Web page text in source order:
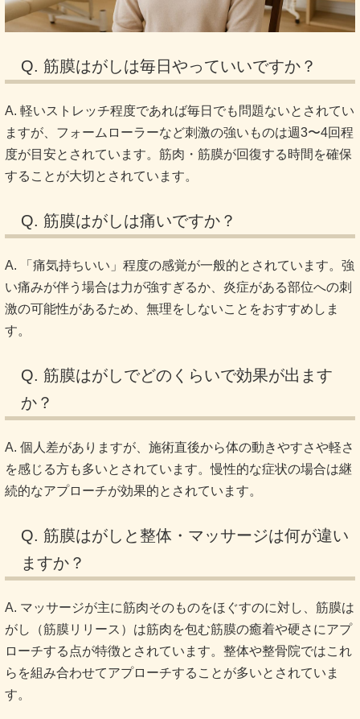
Q. 筋膜はがしは毎日やっていいですか？
A. 軽いストレッチ程度であれば毎日でも問題ないとされてい
ますが、フォームローラーなど刺激の強いものは週3〜4回程
度が目安とされています。筋肉・筋膜が回復する時間を確保
することが大切とされています。
Q. 筋膜はがしは痛いですか？
A. 「痛気持ちいい」程度の感覚が一般的とされています。強
い痛みが伴う場合は力が強すぎるか、炎症がある部位への刺
激の可能性があるため、無理をしないことをおすすめしま
す。
Q. 筋膜はがしでどのくらいで効果が出ます
か？
A. 個人差がありますが、施術直後から体の動きやすさや軽さ
を感じる方も多いとされています。慢性的な症状の場合は継
続的なアプローチが効果的とされています。
Q. 筋膜はがしと整体・マッサージは何が違い
ますか？
A. マッサージが主に筋肉そのものをほぐすのに対し、筋膜は
がし（筋膜リリース）は筋肉を包む筋膜の癒着や硬さにアプ
ローチする点が特徴とされています。整体や整骨院ではこれ
らを組み合わせてアプローチすることが多いとされていま
す。